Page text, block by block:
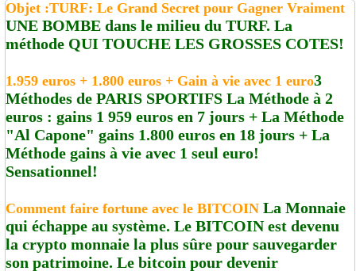
Objet :TURF: Le Grand Secret pour Gagner Vraiment
UNE BOMBE dans le milieu du TURF. La
méthode QUI TOUCHE LES GROSSES COTES!
1.959 euros + 1.800 euros + Gain à vie avec 1 euro3
Méthodes de PARIS SPORTIFS La Méthode à 2
euros : gains 1 959 euros en 7 jours + La Méthode
"Al Capone" gains 1.800 euros en 18 jours + La
Méthode gains à vie avec 1 seul euro!
Sensationnel!
Comment faire fortune avec le BITCOIN La Monnaie
qui échappe au système. Le BITCOIN est devenu
la crypto monnaie la plus sûre pour sauvegarder
son patrimoine. Le bitcoin pour devenir